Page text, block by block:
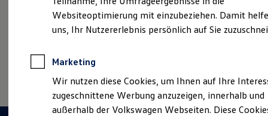
Professional Class bei Volkswagen
Großkunden
Behörden
Anpfiff zum Gewinn
Elektroautos
ID. Tutorials
Der neue ID. Polo
Impressum & Rechtliches
Websiteoptimierung mit einzubeziehen. Damit
uns, Ihr Nutzererlebnis persönlich auf Sie
Marketing
Wir nutzen diese Cookies, um Ihnen auf Ihre
zugeschnittene Werbung anzuzeigen, innerhalb und
außerhalb der Volkswagen Webseiten. Diese